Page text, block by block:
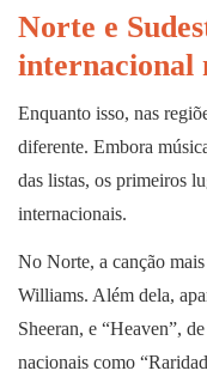
Norte e
internacional
Enquanto isso, nas
diferente. Embora
das listas, os primeiros
internacionais.
No Norte, a canção
Williams. Além dela,
Sheeran, e “Heaven”,
nacionais como